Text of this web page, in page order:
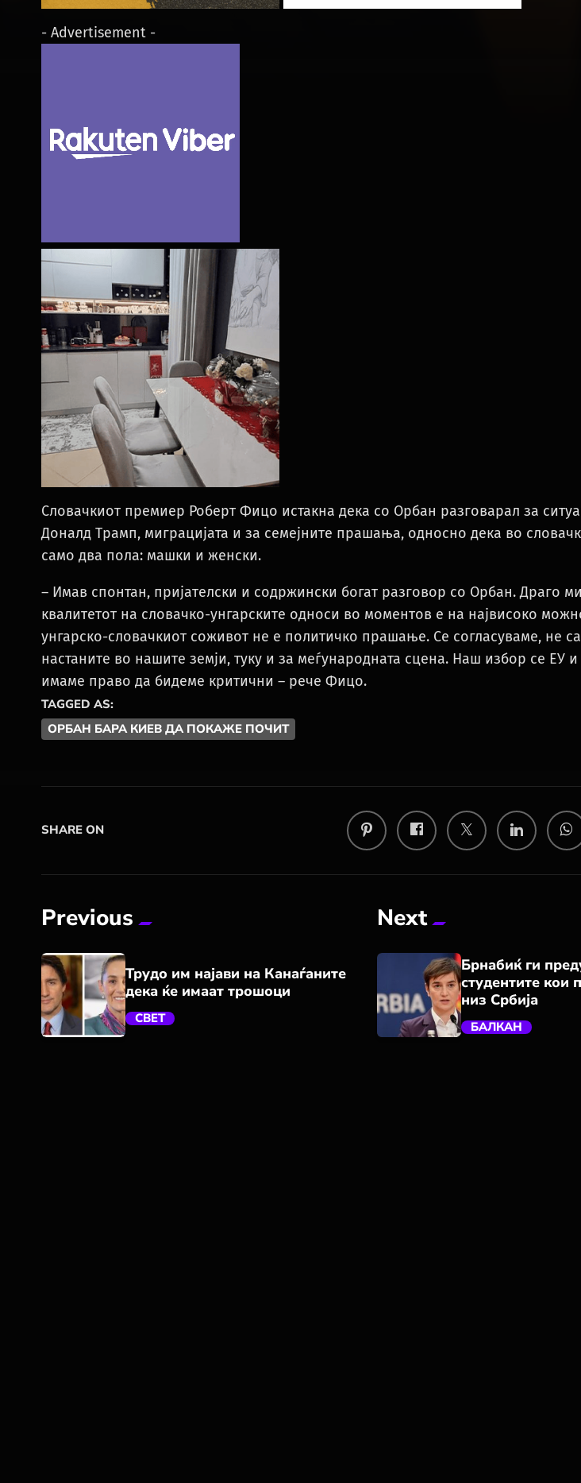
- Advertisement -
Словачкиот премиер Роберт Фицо истакна дека со Орбан разговарал за
Доналд Трамп, миграцијата и за семејните прашања, односно дека во
само два пола: машки и женски.
– Имав спонтан, пријателски и содржински богат разговор со Орбан. Драго
квалитетот на словачко-унгарските односи во моментов е на највисоко
унгарско-словачкиот соживот не е политичко прашање. Се согласуваме, не
настаните во нашите земји, туку и за меѓународната сцена. Наш избор се ЕУ
имаме право да бидеме критични – рече Фицо.
TAGGED AS:
ОРБАН БАРА КИЕВ ДА ПОКАЖЕ ПОЧИТ
SHARE ON
Previous
Трудо им најави на Канаѓаните
дека ќе имаат трошоци
СВЕТ
Next
Брнабиќ ги
студентите кои
низ Србија
БАЛКАН